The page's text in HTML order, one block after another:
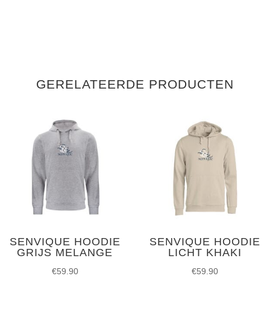
GERELATEERDE PRODUCTEN
SENVIQUE HOODIE
GRIJS MELANGE
€59.90
SENVIQUE HOODIE
LICHT KHAKI
€59.90